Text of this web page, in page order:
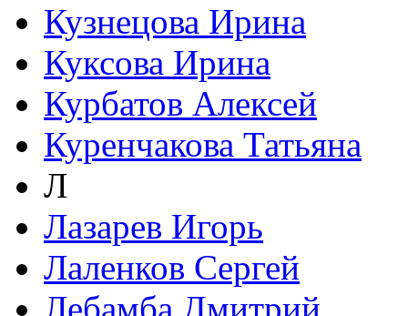
Кузнецова Ирина
Куксова Ирина
Курбатов Алексей
Куренчакова Татьяна
Л
Лазарев Игорь
Лаленков Сергей